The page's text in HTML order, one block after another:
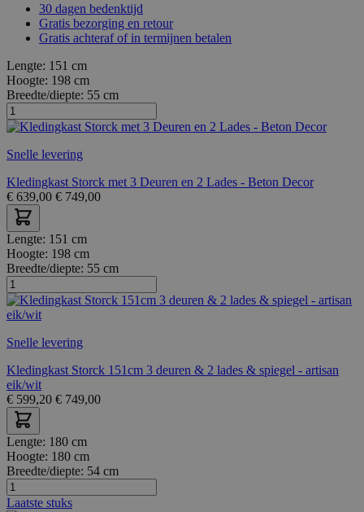
30 dagen bedenktijd
Gratis bezorging en retour
Gratis achteraf of in termijnen betalen
Lengte: 151 cm
Hoogte: 198 cm
Breedte/diepte: 55 cm
Snelle levering
Kledingkast Storck met 3 Deuren en 2 Lades - Beton Decor
€ 639,00 € 749,00
Lengte: 151 cm
Hoogte: 198 cm
Breedte/diepte: 55 cm
Snelle levering
Kledingkast Storck 151cm 3 deuren & 2 lades & spiegel - artisan
eik/wit
€ 599,20 € 749,00
Lengte: 180 cm
Hoogte: 180 cm
Breedte/diepte: 54 cm
Laatste stuks